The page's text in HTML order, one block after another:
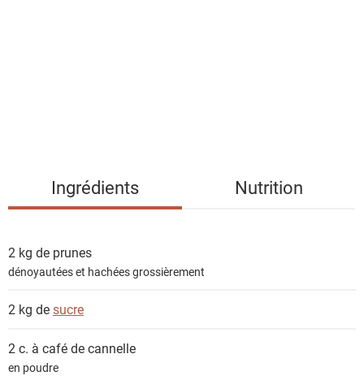
i
e
n
s
Ingrédients Nutrition
2 kg de prunes
dénoyautées et hachées grossièrement
2 kg desucre
2 c. à café decannelle
en poudre